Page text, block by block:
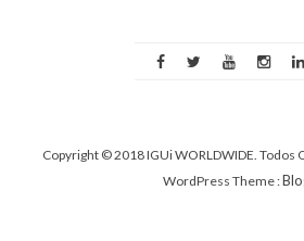
Copyright © 2018 IGUi WORLDWIDE. Todos
WordPress Theme :